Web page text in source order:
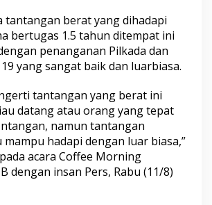
tantangan berat yang dihadapi
bertugas 1.5 tahun ditempat ini
penanganan Pilkada dan
yang sangat baik dan luarbiasa.
tantangan yang berat ini
datang atau orang yang tepat
namun tantangan
hadapi dengan luar biasa,”
acara Coffee Morning
dengan insan Pers, Rabu (11/8)